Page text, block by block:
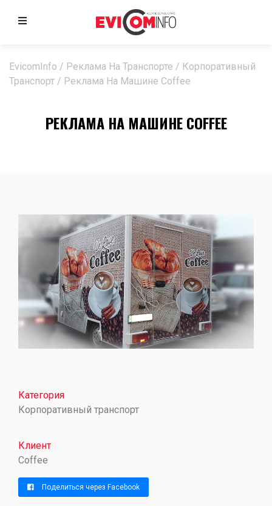
EvicomInfo / Реклама На Транспорте / Корпоративный
Транспорт / Реклама На Машине Coffee
РЕКЛАМА НА МАШИНЕ COFFEE
Категория
Корпоративный транспорт
Клиент
Coffee
Поделиться через Facebook